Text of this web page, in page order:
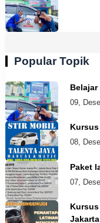
Popular Topik
09,
08,
Paket
07,
Jakarta